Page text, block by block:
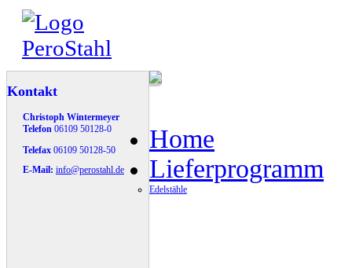
Kontakt
Christoph Wintermeyer
Telefon 06109 50128-0
Telefax 06109 50128-50
E-Mail: info@perostahl.de
Home
Lieferprogramm
Edelstähle